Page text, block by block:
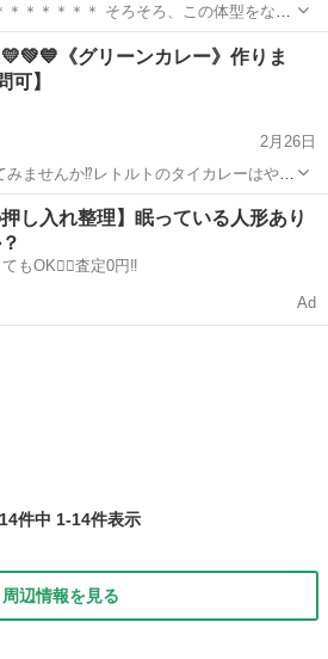
ろ、この体型をなん
らダイエット始めると言い続け 何年も経ってしまった ・...
モニター募集
《グリーンカレー》作りま
可】
2月26日
ませんか⁉️レトルトのタイカレーはやっ
か？ 《例》作ったものを買うのなら家
で 5000円で可能です。 また、このパタ
タイ料理 パターン
押し入れ整理】眠っている人形あり
もOK🙆‍♀️査定0円‼️
Ad
件中 1-14件表示
周辺情報を見る